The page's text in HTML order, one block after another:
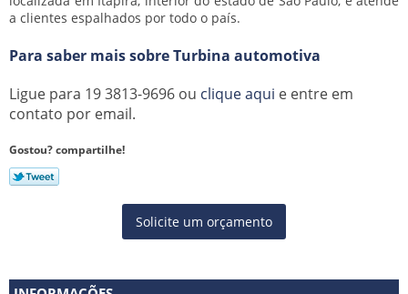
a clientes espalhados por todo o país.
Para saber mais sobre Turbina automotiva
Ligue para 19 3813-9696 ou clique aqui e entre em
contato por email.
Gostou? compartilhe!
Solicite um orçamento